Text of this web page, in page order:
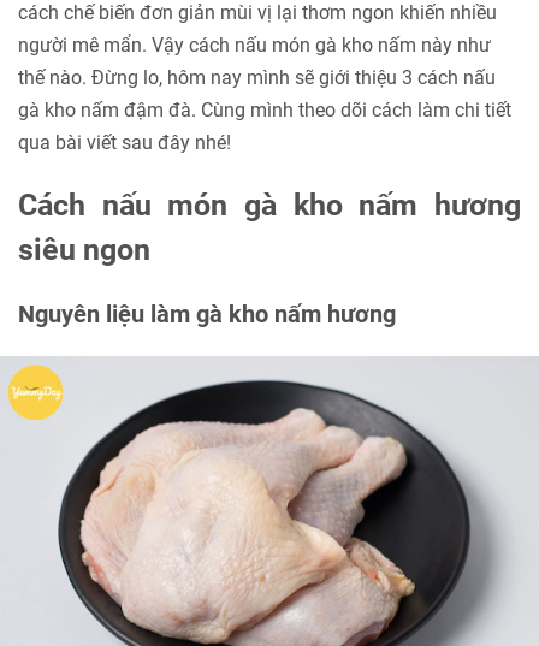
cách chế biến đơn giản mùi vị lại thơm ngon khiến nhiều
người mê mẩn. Vậy cách nấu món gà kho nấm này như
thế nào. Đừng lo, hôm nay mình sẽ giới thiệu 3 cách nấu
gà kho nấm đậm đà. Cùng mình theo dõi cách làm chi tiết
qua bài viết sau đây nhé!
Cách nấu món gà kho nấm hương
siêu ngon
Nguyên liệu làm gà kho nấm hương